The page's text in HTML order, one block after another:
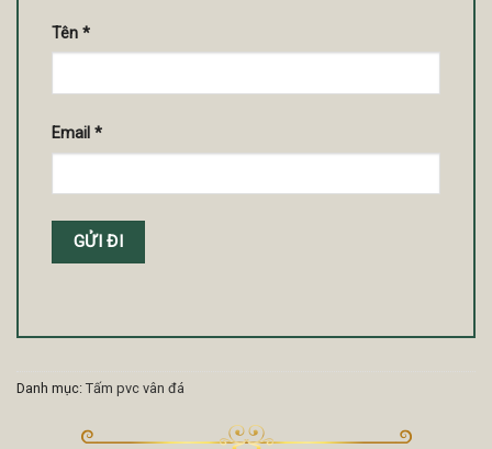
Tên *
Email *
Danh mục: Tấm pvc vân đá